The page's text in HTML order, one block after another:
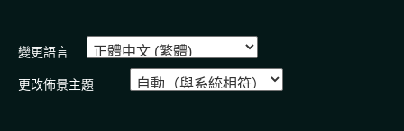
變更語言
更改佈景主題